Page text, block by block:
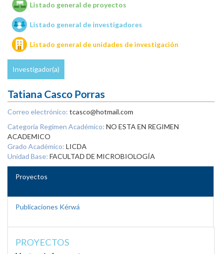
Unidades de investigación
Listado general de proyectos
Listado general de investigadores
Listado general de unidades de investigación
Investigador(a)
Tatiana Casco Porras
Correo electrónico: tcasco@hotmail.com
Categoría Regimen Académico: NO ESTA EN REGIMEN
ACADEMICO
Grado Académico: LICDA
Unidad Base: FACULTAD DE MICROBIOLOGÍA
Proyectos
Publicaciones Kérwá
PROYECTOS